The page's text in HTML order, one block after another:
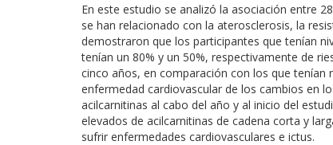
En este estudio se analizó la asociación entre
se han relacionado con la aterosclerosis, la
demostraron que los participantes que tenían
tenían un 80% y un 50%, respectivamente de
cinco años, en comparación con los que tenían
enfermedad cardiovascular de los cambios en
acilcarnitinas al cabo del año y al inicio del
elevados de acilcarnitinas de cadena corta y
sufrir enfermedades cardiovasculares e ictus.